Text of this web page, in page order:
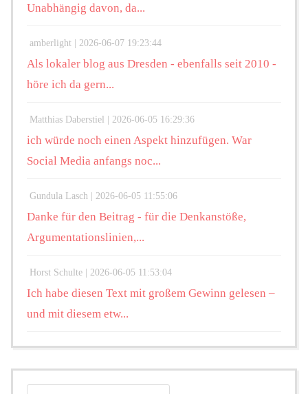
Unabhängig davon, da...
amberlight | 2026-06-07 19:23:44
Als lokaler blog aus Dresden - ebenfalls seit 2010 -
höre ich da gern...
Matthias Daberstiel | 2026-06-05 16:29:36
ich würde noch einen Aspekt hinzufügen. War
Social Media anfangs noc...
Gundula Lasch | 2026-06-05 11:55:06
Danke für den Beitrag - für die Denkanstöße,
Argumentationslinien,...
Horst Schulte | 2026-06-05 11:53:04
Ich habe diesen Text mit großem Gewinn gelesen –
und mit diesem etw...